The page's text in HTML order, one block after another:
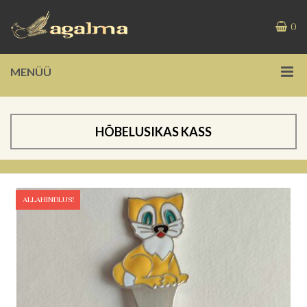
0
MENÜÜ
HÕBELUSIKAS KASS
ALLAHINDLUS!